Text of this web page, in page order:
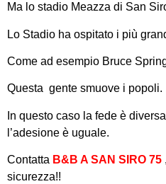
Ma lo stadio Meazza di San
Lo Stadio ha ospitato i più
Come ad esempio Bruce
Questa gente smuove i popoli.
In questo caso la fede è
l’adesione è uguale.
Contatta B&B A SAN SIRO 75
sicurezza!!